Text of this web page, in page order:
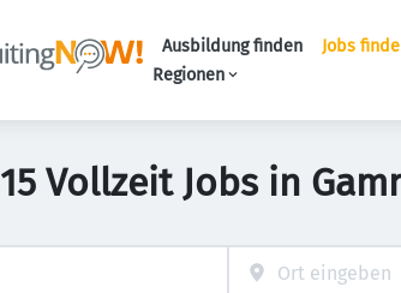
Ausbildung finden Jobs
Regionen
15 Vollzeit Jobs in